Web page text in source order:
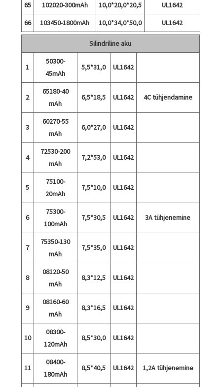
65
102020-300mAh 10,0*20,0*20,5
UL1642
66
103450-1800mAh 10,0*34,0*50,0 UL1642
Silindriline aku
1
50300-
45mAh
5,5*31,0 UL1642
2
65180-40
mAh
6,5*18,5 UL1642 4C tühjendamine
3
60270-55
mAh
6,0*27,0 UL1642
4
72530-200
mAh
7,2*53,0 UL1642
5
75100-
20mAh
7,5*10,0 UL1642
6
75300-
100mAh
7,5*30,5 UL1642 3A tühjenemine
7
75350-130
mAh
7,5*35,0 UL1642
8
08120-50
mAh
8,3*12,5 UL1642
9
08160-60
mAh
8,3*16,5 UL1642
10
08300-
120mAh
8,5*30,0 UL1642
11
08400-
180mAh
8,5*40,5 UL1642 1,2A tühjenemine